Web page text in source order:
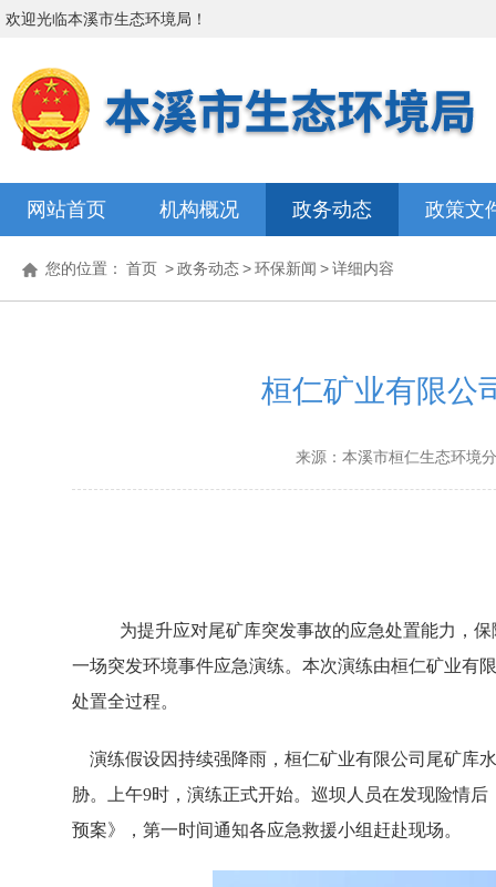
欢迎光临本溪市生态环境局 ！
网站首页 机构概况 政务动态 政策文
您的位置： 首页 >政务动态>环保新闻 >详细内容
桓仁矿业有限公
来源：本溪市桓仁生态环境
为提升应对尾矿库突发事故的应急处置能力，
一场突发环境事件应急演练。本次演练由桓仁矿业有
处置全过程。
演练假设因持续强降雨，桓仁矿业有限公司尾矿库
胁。上午9时，演练正式开始。巡坝人员在发现险情
预案》，第一时间通知各应急救援小组赶赴现场。